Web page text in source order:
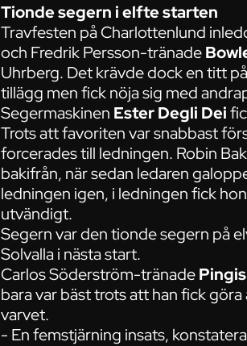
Tionde segern i elfte starten
Travfesten på Charlottenlund
och Fredrik Persson-tränade
Uhrberg. Det krävde dock en titt
tillägg men fick nöja sig med
Segermaskinen Ester Degli Dei
Trots att favoriten var snabbast
forcerades till ledningen. Robin
bakifrån, när sedan ledaren
ledningen igen, i ledningen fick
utvändigt.
Segern var den tionde segern på
Solvalla i nästa start.
Carlos Söderström-tränadePingis
bara var bäst trots att han fick
varvet.
- En femstjärning insats,